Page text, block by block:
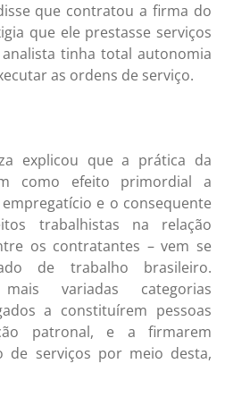
que contratou a firma do
que ele prestasse serviços
tinha total autonomia
as ordens de serviço.
explicou que a prática da
como efeito primordial a
e o consequente
trabalhistas na relação
os contratantes – vem se
de trabalho brasileiro.
variadas categorias
a constituírem pessoas
patronal, e a firmarem
de serviços por meio desta,